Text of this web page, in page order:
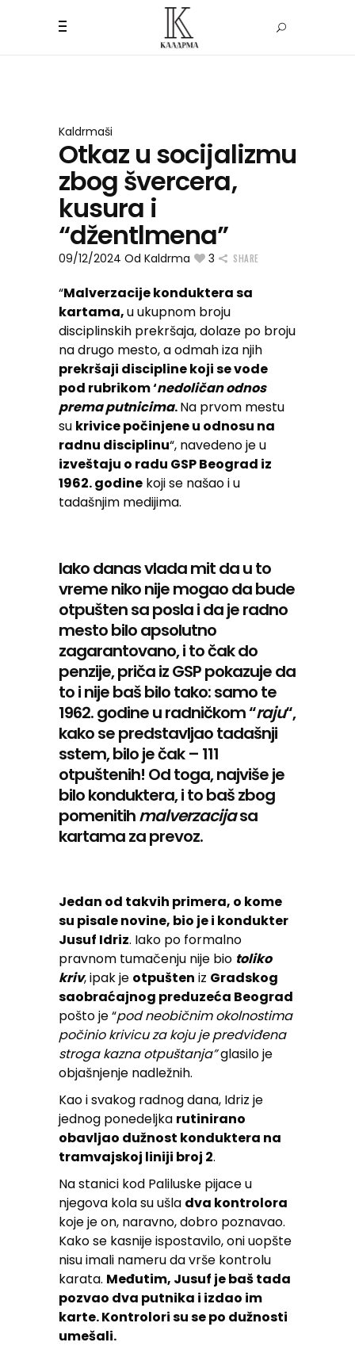
Kaldrmaši
Otkaz u socijalizmu
zbog švercera,
kusura i
“džentlmena”
09/12/2024 Od Kaldrma 3 SHARE
“Malverzacije konduktera sa
kartama,u ukupnom broju
disciplinskih prekršaja, dolaze po broju
na drugo mesto, a odmah iza njih
prekršaji discipline koji se vode
pod rubrikom ‘nedoličan odnos
premaputnicima.Na prvom mestu
su krivice počinjene u odnosu na
radnu disciplinu“, navedeno je u
izveštaju o radu GSP Beograd iz
1962. godine koji se našao i u
tadašnjim medijima.
Iako danas vlada mit da u to
vreme niko nije mogao da bude
otpušten sa posla i da je radno
mesto bilo apsolutno
zagarantovano, i to čak do
penzije, priča iz GSP pokazuje da
to i nije baš bilo tako: samo te
1962. godine u radničkom “raju“,
kako se predstavljao tadašnji
sstem, bilo je čak – 111
otpuštenih! Od toga, najviše je
bilo konduktera, i to baš zbog
pomenitihmalverzacijasa
kartama za prevoz.
Jedan od takvih primera, o kome
su pisale novine, bio je i kondukter
Jusuf Idriz. Iako po formalno
pravnom tumačenju nije bio toliko
kriv, ipak je otpušten iz Gradskog
saobraćajnog preduzeća Beograd
pošto je “pod neobičnim okolnostima
počinio krivicu za koju je predviđena
stroga kazna otpuštanja”glasilo je
objašnjenje nadležnih.
Kao i svakog radnog dana, Idriz je
jednog ponedeljka rutinirano
obavljao dužnost konduktera na
tramvajskoj liniji broj 2.
Na stanici kod Paliluske pijace u
njegova kola su ušla dva kontrolora
koje je on, naravno, dobro poznavao.
Kako se kasnije ispostavilo, oni uopšte
nisu imali nameru da vrše kontrolu
karata. Međutim, Jusuf je baš tada
pozvao dva putnika i izdao im
karte. Kontrolori su se po dužnosti
umešali.